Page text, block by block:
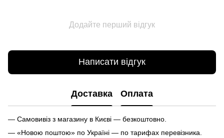
Додайте перший відгук
Написати відгук
Доставка Оплата
— Самовивіз з магазину в Києві — безкоштовно.
— «Новою поштою» по Україні — по тарифах перевізника.